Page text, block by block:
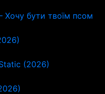
бути твоїм псом
(2026)